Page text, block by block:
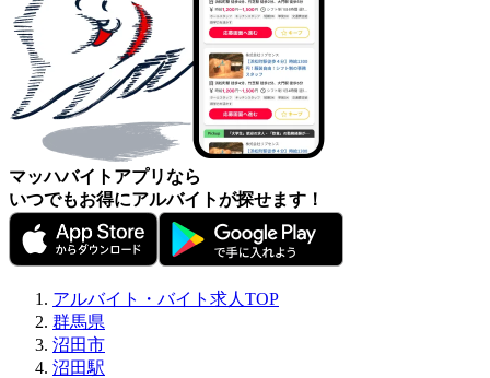
マッハバイトアプリなら
いつでもお得にアルバイトが探せます！
アルバイト・バイト求人TOP
群馬県
沼田市
沼田駅